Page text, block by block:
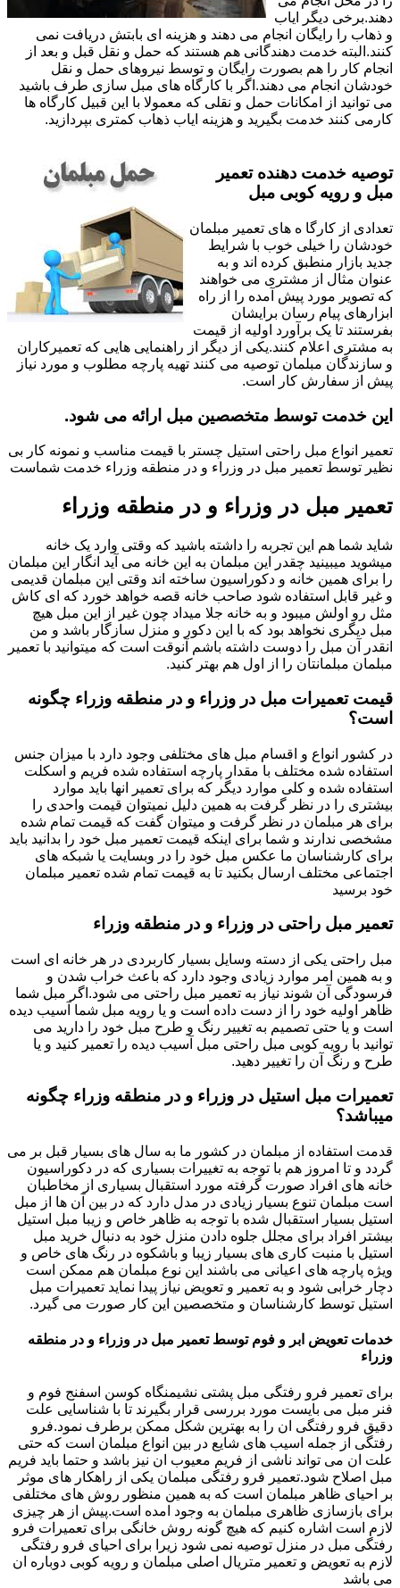
دهند.برخی دیگر ایاب
و ذهاب را رایگان انجام می دهند و هزینه ای بابتش دریافت نمی
کنند.البته خدمت دهندگانی هم هستند که حمل و نقل قبل و بعد از
انجام کار را هم بصورت رایگان و توسط نیروهای حمل و نقل
خودشان انجام می دهند.اگر با کارگاه های مبل سازی طرف باشید
می توانید از امکانات حمل و نقلی که معمولا با این قبیل کارگاه ها
کارمی کنند خدمت بگیرید و هزینه ایاب ذهاب کمتری بپردازید.
توصیه خدمت دهنده تعمیر
مبل و رویه کوبی مبل
تعدادی از کارگا ه های تعمیر مبلمان
خودشان را خیلی خوب با شرایط
جدید بازار منطبق کرده اند و به
عنوان مثال از مشتری می خواهند
که تصویر مورد پیش آمده را از راه
ابزارهای پیام رسان برایشان
بفرستند تا یک برآورد اولیه از قیمت
به مشتری اعلام کنند.یکی از دیگر از راهنمایی هایی که تعمیرکاران
و سازندگان مبلمان توصیه می کنند تهیه پارچه مطلوب و مورد نیاز
پیش از سفارش کار است.
این خدمت توسط متخصصین مبل ارائه می شود.
تعمیر انواع مبل راحتی استیل چستر با قیمت مناسب و نمونه کار بی
نظیر توسط تعمیر مبل در وزراء و در منطقه وزراء خدمت شماست
تعمیر مبل در وزراء و در منطقه وزراء
شاید شما هم این تجربه را داشته باشید که وقتی وارد یک خانه
میشوید میبینید چقدر این مبلمان به این خانه می آید انگار این مبلمان
را برای همین خانه و دکوراسیون ساخته اند وقتی این مبلمان قدیمی
و غیر قابل استفاده شود صاحب خانه قصه خواهد خورد که ای کاش
مثل رو اولش میبود و به خانه جلا میداد چون غیر از این مبل هیچ
مبل دیگری نخواهد بود که با این دکور و منزل سازگار باشد و من
انقدر آن مبل را دوست داشته باشم آنوقت است که میتوانید با تعمیر
مبلمان مبلمانتان را از اول هم بهتر کنید.
قیمت تعمیرات مبل در وزراء و در منطقه وزراء چگونه
است؟
در کشور انواع و اقسام مبل های مختلفی وجود دارد با میزان جنس
استفاده شده مختلف با مقدار پارچه استفاده شده فریم و اسکلت
استفاده شده و کلی موارد دیگر که برای تعمیر انها باید موارد
بیشتری را در نظر گرفت به همین دلیل نمیتوان قیمت واحدی را
برای هر مبلمان در نظر گرفت و میتوان گفت که قیمت تمام شده
مشخصی ندارند و شما برای اینکه قیمت تعمیر مبل خود را بدانید باید
برای کارشناسان ما عکس مبل خود را در وبسایت یا شبکه های
اجتماعی مختلف ارسال بکنید تا به قیمت تمام شده تعمیر مبلمان
خود برسید
تعمیر مبل راحتی در وزراء و در منطقه وزراء
مبل راحتی یکی از دسته وسایل بسیار کاربردی در هر خانه ای است
و به همین امر موارد زیادی وجود دارد که باعث خراب شدن و
فرسودگی آن شوند نیاز به تعمیر مبل راحتی می شود.اگر مبل شما
ظاهر اولیه خود را از دست داده است و یا رویه مبل شما آسیب دیده
است و یا حتی تصمیم به تغییر رنگ و طرح مبل خود را دارید می
توانید با رویه کوبی مبل راحتی مبل آسیب دیده را تعمیر کنید و یا
طرح و رنگ آن را تغییر دهید.
تعمیرات مبل استیل در وزراء و در منطقه وزراء چگونه
میباشد؟
قدمت استفاده از مبلمان در کشور ما به سال های بسیار قبل بر می
گردد و تا امروز هم با توجه به تغییرات بسیاری که در دکوراسیون
خانه های افراد صورت گرفته مورد استقبال بسیاری از مخاطبان
است مبلمان تنوع بسیار زیادی در مدل دارد که در بین آن ها از مبل
استیل بسیار استقبال شده با توجه به ظاهر خاص و زیبا مبل استیل
بیشتر افراد برای مجلل جلوه دادن منزل خود به دنبال خرید مبل
استیل با منبت کاری های بسیار زیبا و باشکوه در رنگ های خاص و
ویژه پارچه های اعیانی می باشند این نوع مبلمان هم ممکن است
دچار خرابی شود و به تعمیر و تعویض نیاز پیدا نماید تعمیرات مبل
استیل توسط کارشناسان و متخصصین این کار صورت می گیرد.
خدمات تعویض ابر و فوم توسط تعمیر مبل در وزراء و در منطقه
وزراء
برای تعمیر فرو رفتگی مبل پشتی نشیمنگاه کوسن اسفنج فوم و
فنر مبل می بایست مورد بررسی قرار بگیرند تا با شناسایی علت
دقیق فرو رفتگی ان را به بهترین شکل ممکن برطرف نمود.فرو
رفتگی از جمله اسیب های شایع در بین انواع مبلمان است که حتی
علت ان می تواند ناشی از فریم معیوب ان نیز باشد و حتما باید فریم
مبل اصلاح شود.تعمیر فرو رفتگی مبلمان یکی از راهکار های موثر
بر احیای ظاهر مبلمان است که به همین منظور روش های مختلفی
برای بازسازی ظاهری مبلمان به وجود امده است.پیش از هر چیزی
لازم است اشاره کنیم که هیچ گونه روش خانگی برای تعمیرات فرو
رفتگی مبل در منزل توصیه نمی شود زیرا برای احیای فرو رفتگی
لازم به تعویض و تعمیر متریال اصلی مبلمان و رویه کوبی دوباره ان
می باشد